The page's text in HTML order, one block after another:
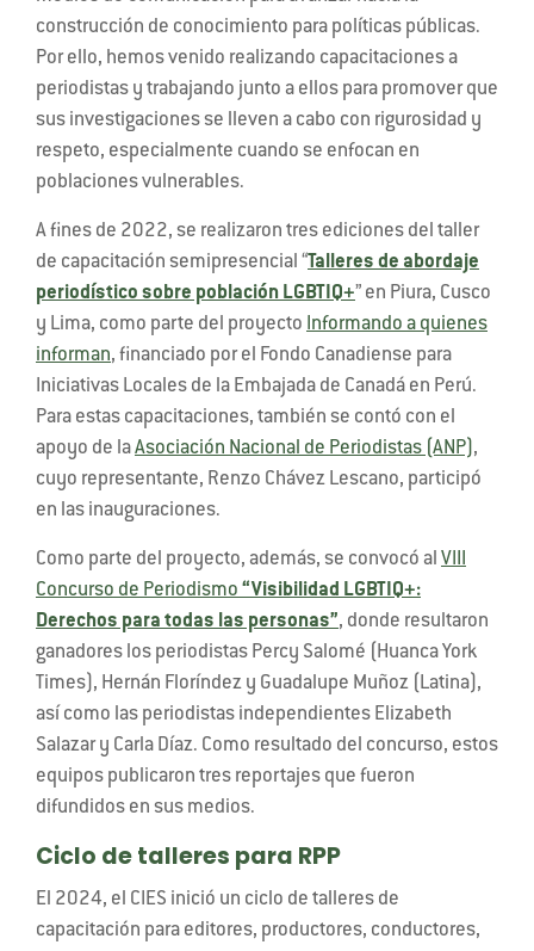
construcción de conocimiento para políticas públicas.
Por ello, hemos venido realizando capacitaciones a
periodistas y trabajando junto a ellos para promover que
sus investigaciones se lleven a cabo con rigurosidad y
respeto, especialmente cuando se enfocan en
poblaciones vulnerables.
A fines de 2022, se realizaron tres ediciones del taller
de capacitación semipresencial “Talleres de abordaje
periodístico sobre población LGBTIQ+” en Piura, Cusco
y Lima, como parte del proyecto Informando a quienes
informan, financiado por el Fondo Canadiense para
Iniciativas Locales de la Embajada de Canadá en Perú.
Para estas capacitaciones, también se contó con el
apoyo de laAsociación Nacional de Periodistas (ANP) ,
cuyo representante, Renzo Chávez Lescano, participó
en las inauguraciones.
Como parte del proyecto, además, se convocó al VIII
Concurso de Periodismo “Visibilidad LGBTIQ+:
Derechos para todas las personas”, donde resultaron
ganadores los periodistas Percy Salomé (Huanca York
Times), Hernán Floríndez y Guadalupe Muñoz (Latina),
así como las periodistas independientes Elizabeth
Salazar y Carla Díaz. Como resultado del concurso, estos
equipos publicaron tres reportajes que fueron
difundidos en sus medios.
Ciclo de talleres para RPP
El 2024, el CIES inició un ciclo de talleres de
capacitación para editores, productores, conductores,